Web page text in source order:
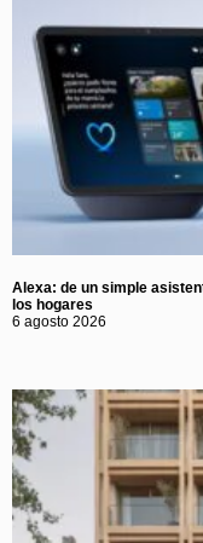
Alexa: de un simple
los hogares
6 agosto 2026